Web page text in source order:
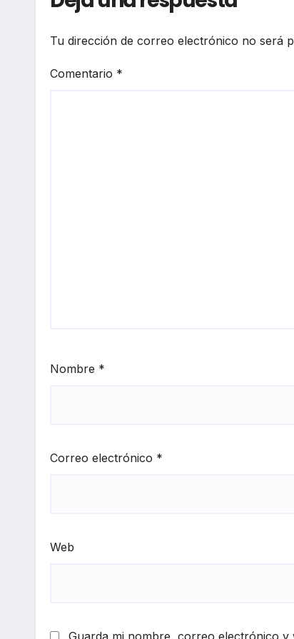
Tu dirección de correo electrónico no será
Comentario *
Nombre *
Correo electrónico *
Web
Guarda mi nombre, correo electrónico y